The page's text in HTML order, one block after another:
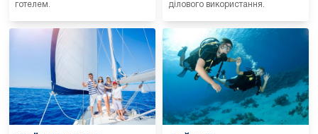
готелем.
ділового використання.